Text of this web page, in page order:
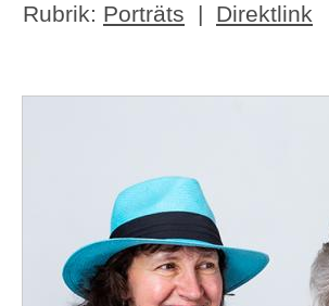
Rubrik: Porträts | Direktlink